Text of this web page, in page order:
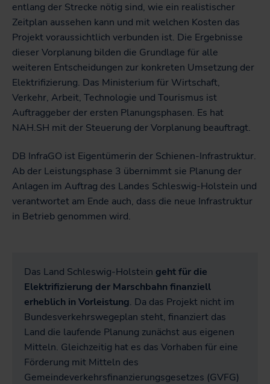
entlang der Strecke nötig sind, wie ein realistischer
Zeitplan aussehen kann und mit welchen Kosten das
Projekt voraussichtlich verbunden ist. Die Ergebnisse
dieser Vorplanung bilden die Grundlage für alle
weiteren Entscheidungen zur konkreten Umsetzung der
Elektrifizierung. Das Ministerium für Wirtschaft,
Verkehr, Arbeit, Technologie und Tourismus ist
Auftraggeber der ersten Planungsphasen. Es hat
NAH.SH mit der Steuerung der Vorplanung beauftragt.
DB InfraGO ist Eigentümerin der Schienen-Infrastruktur.
Ab der Leistungsphase 3 übernimmt sie Planung der
Anlagen im Auftrag des Landes Schleswig-Holstein und
verantwortet am Ende auch, dass die neue Infrastruktur
in Betrieb genommen wird.
Das Land Schleswig-Holstein geht für die
Elektrifizierung der Marschbahn finanziell
erheblich in Vorleistung. Da das Projekt nicht im
Bundesverkehrswegeplan steht, finanziert das
Land die laufende Planung zunächst aus eigenen
Mitteln. Gleichzeitig hat es das Vorhaben für eine
Förderung mit Mitteln des
Gemeindeverkehrsfinanzierungsgesetzes (GVFG)